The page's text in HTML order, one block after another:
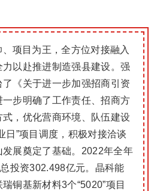
项目为王，全方位对接融入
以赴推进制造强县建设。 强
《关于进一步加强招商引资
步明确了工作责任、招商方
，优化营商环境、队伍建设
日”项目调度，积极对接洽谈
展奠定了基础。 2022年全年
投资302.498亿元。 晶科能
铜基新材料3个“5020”项目